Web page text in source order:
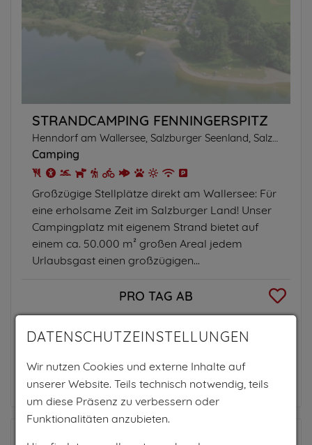
STRANDCAMPING FENNINGERSPITZ
Camping
Großzügige Stellplätze direkt am Wallersee: Für
eine erholsame Zeit im Salzburger Land! Unser
Campingplatz mit eigenem Strand bietet auf
einem ca. 50.000 m² großen Areal jedem
Urlaubsgast einen großzügigen...
PRO TAG AB
17€
pro Person und Stellplatz
Zum Anbieter
DATENSCHUTZEINSTELLUNGEN
Wir nutzen Cookies und externe Inhalte auf
unserer Website. Teils technisch notwendig, teils
um diese Präsenz zu verbessern oder
Funktionalitäten anzubieten.